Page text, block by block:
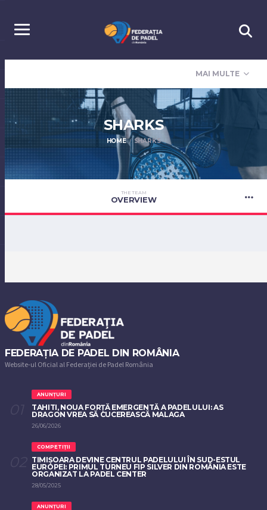
MAI MULTE
SHARKS
HOME SHARKS
THE TEAM
OVERVIEW
FEDERAȚIA DE PADEL DIN ROMÂNIA
Website-ul Oficial al Federației de Padel România
ANUNȚURI
TAHITI, NOUA FORȚĂ EMERGENTĂ A PADELULUI: AS
DRAGON VREA SĂ CUCEREASCĂ MALAGA
26/06/2026
COMPETIȚII
TIMIȘOARA DEVINE CENTRUL PADELULUI ÎN SUD-ESTUL
EUROPEI: PRIMUL TURNEU FIP SILVER DIN ROMÂNIA ESTE
ORGANIZAT LA PADEL CENTER
28/05/2025
ANUNȚURI